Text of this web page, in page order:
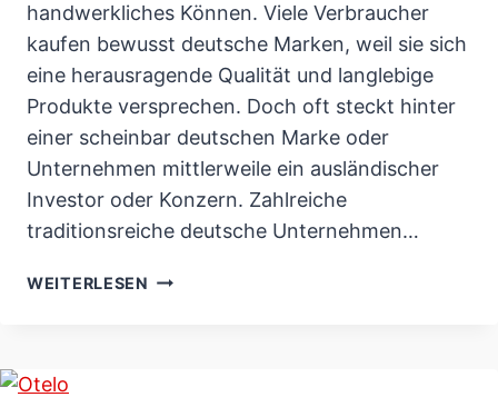
handwerkliches Können. Viele Verbraucher
kaufen bewusst deutsche Marken, weil sie sich
eine herausragende Qualität und langlebige
Produkte versprechen. Doch oft steckt hinter
einer scheinbar deutschen Marke oder
Unternehmen mittlerweile ein ausländischer
Investor oder Konzern. Zahlreiche
traditionsreiche deutsche Unternehmen…
WEITERLESEN DEUTSCHE